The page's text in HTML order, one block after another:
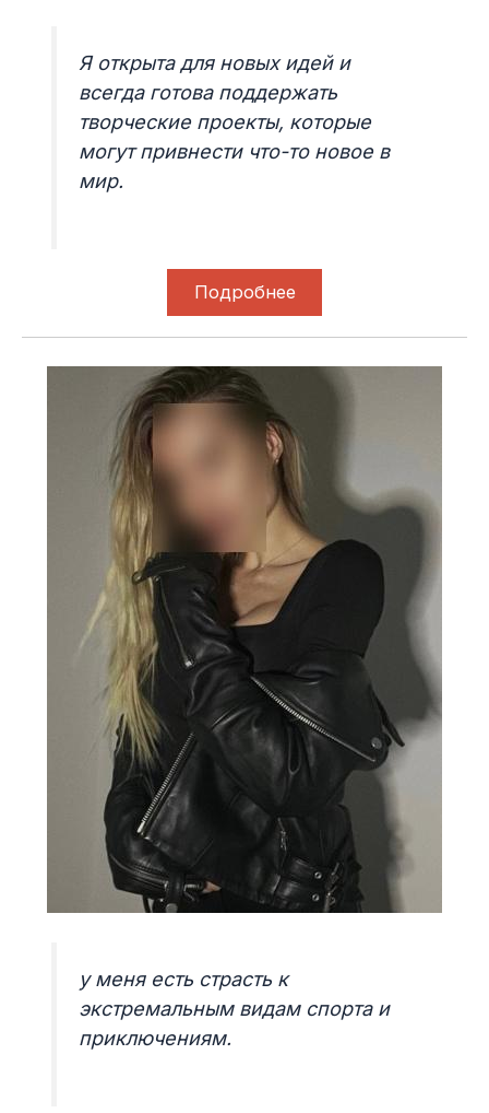
Я открыта для новых идей и
всегда готова поддержать
творческие проекты, которые
могут привнести что-то новое в
мир.
Подробнее
у меня есть страсть к
экстремальным видам спорта и
приключениям.